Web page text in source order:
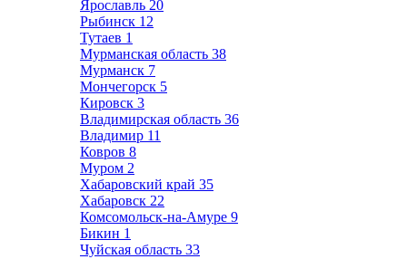
Ярославль 20
Рыбинск 12
Тутаев 1
Мурманская область 38
Мурманск 7
Мончегорск 5
Кировск 3
Владимирская область 36
Владимир 11
Ковров 8
Муром 2
Хабаровский край 35
Хабаровск 22
Комсомольск-на-Амуре 9
Бикин 1
Чуйская область 33